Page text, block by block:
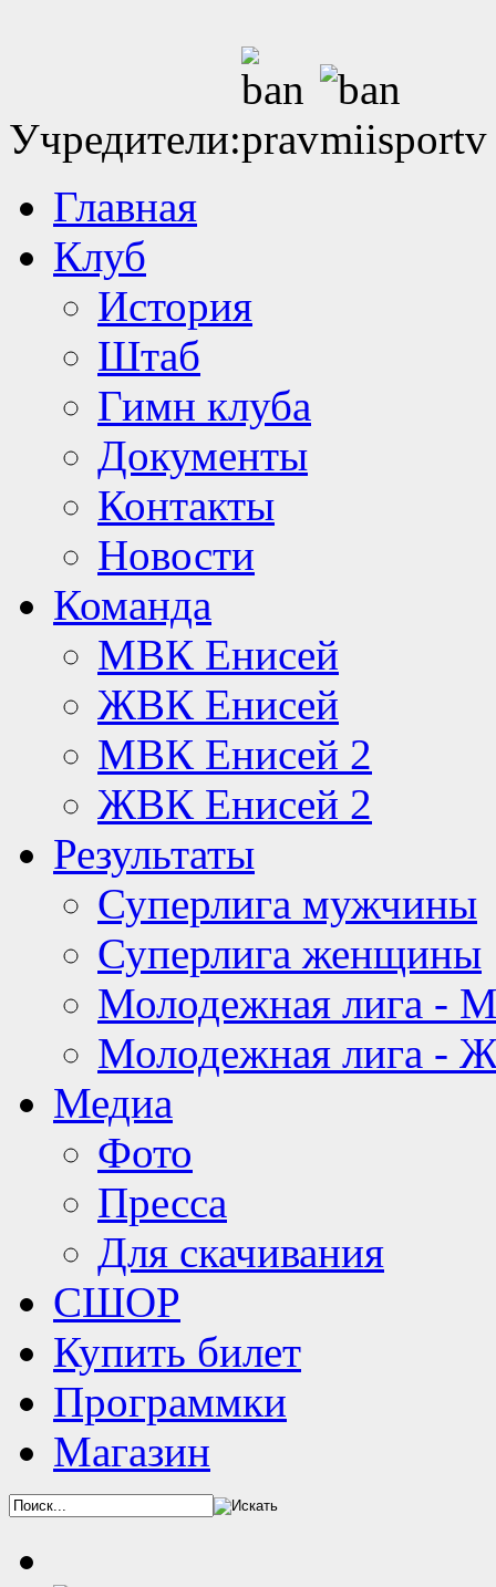
Учредители:
Главная
Клуб
История
Штаб
Гимн клуба
Документы
Контакты
Новости
Команда
МВК Енисей
ЖВК Енисей
МВК Енисей 2
ЖВК Енисей 2
Результаты
Суперлига мужчины
Суперлига женщины
Молодежная лига -
Молодежная лига -
Медиа
Фото
Пресса
Для скачивания
СШОР
Купить билет
Программки
Магазин